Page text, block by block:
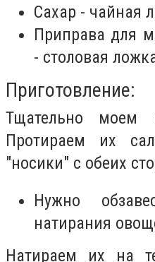
Сахар - чайная
Приправа для
- столовая
Приготовление:
Тщательно моем
Протираем их
"носики" с обеих
Нужно
натирания
Натираем их на